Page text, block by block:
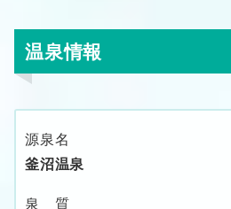
温泉情報
源泉名
釜沼温泉
泉 質